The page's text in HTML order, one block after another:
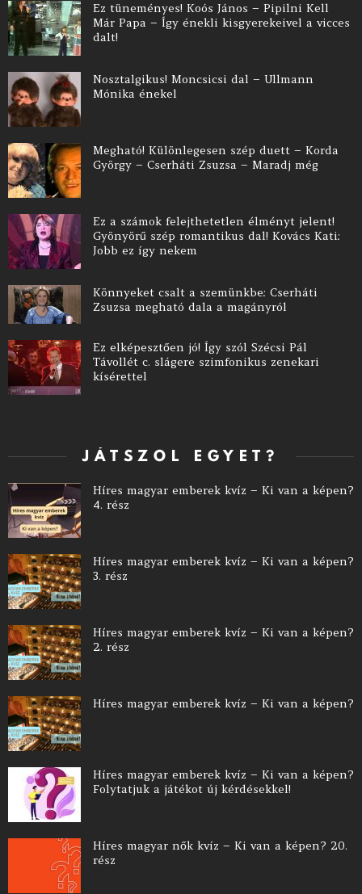
Ez tüneményes! Koós János – Pipilni Kell
Már Papa – Így énekli kisgyerekeivel a vicces
dalt!
Nosztalgikus! Moncsicsi dal – Ullmann
Mónika énekel
Megható! Különlegesen szép duett – Korda
György – Cserháti Zsuzsa – Maradj még
Ez a számok felejthetetlen élményt jelent!
Gyönyörű szép romantikus dal! Kovács Kati:
Jobb ez így nekem
Könnyeket csalt a szemünkbe: Cserháti
Zsuzsa megható dala a magányról
Ez elképesztően jó! Így szól Szécsi Pál
Távollét c. slágere szimfonikus zenekari
kísérettel
JÁTSZOL EGYET?
Híres magyar emberek kvíz – Ki van a képen?
4. rész
Híres magyar emberek kvíz – Ki van a képen?
3. rész
Híres magyar emberek kvíz – Ki van a képen?
2. rész
Híres magyar emberek kvíz – Ki van a képen?
Híres magyar emberek kvíz – Ki van a képen?
Folytatjuk a játékot új kérdésekkel!
Híres magyar nők kvíz – Ki van a képen? 20.
rész